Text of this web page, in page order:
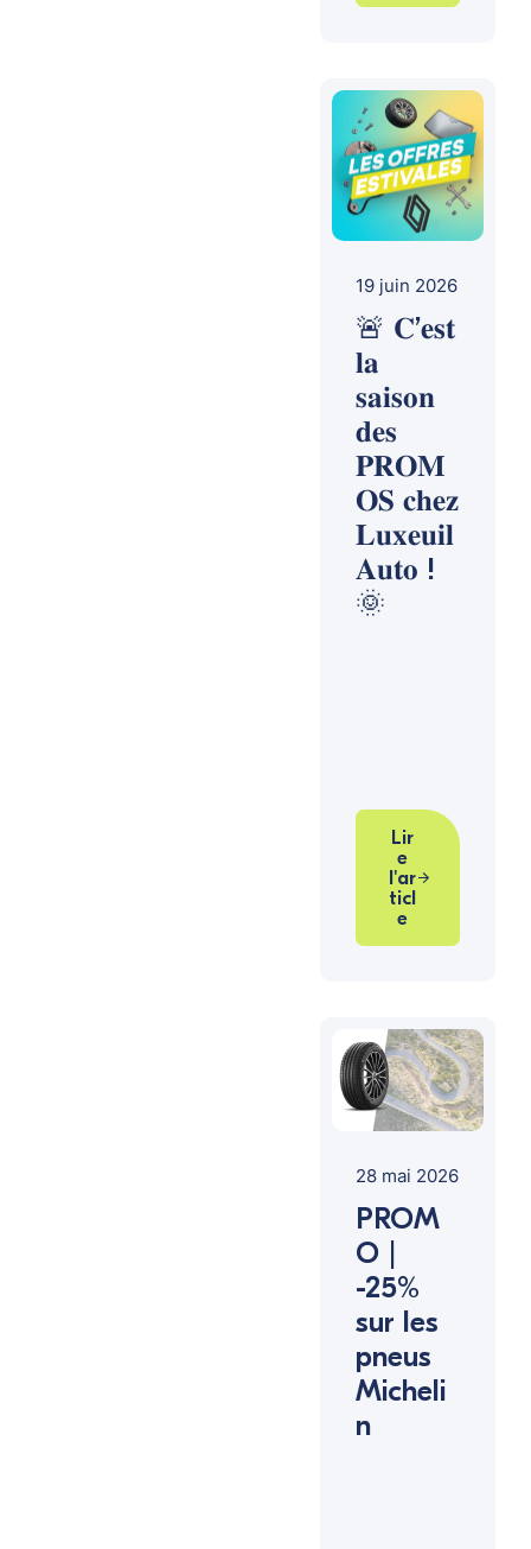
19 juin 2026
🚨 𝐂’𝐞𝐬𝐭
𝐥𝐚
𝐬𝐚𝐢𝐬𝐨𝐧
𝐝𝐞𝐬
𝐏𝐑𝐎𝐌
𝐎𝐒 𝐜𝐡𝐞𝐳
𝐋𝐮𝐱𝐞𝐮𝐢𝐥
𝐀𝐮𝐭𝐨 !
🌞
Lir
e
l'ar
ticl
e
28 mai 2026
PROM
O |
-25%
sur les
pneus
Micheli
n